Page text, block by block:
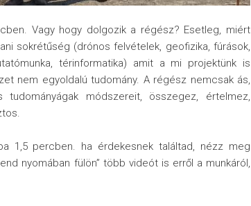
Vagy hogy dolgozik a régész? Esetleg, miért
sokrétűség (drónos felvételek, geofizika, fúrások,
térinformatika) amit a mi projektünk is
nem egyoldalú tudomány. A régész nemcsak ás,
tudományágak módszereit, összegez, értelmez,
1,5 percben. ha érdekesnek találtad, nézz meg
nyomában fülön” több videót is erről a munkáról,